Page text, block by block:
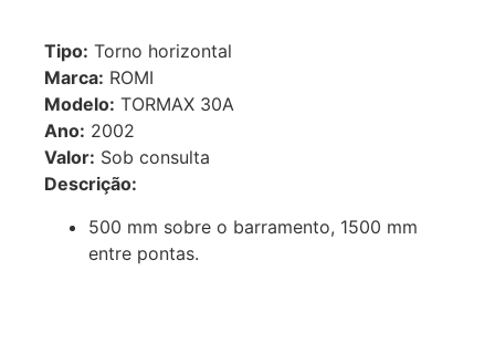
Tipo: Torno horizontal
Marca: ROMI
Modelo: TORMAX 30A
Ano: 2002
Valor: Sob consulta
Descrição:
500 mm sobre o barramento, 1500 mm
entre pontas.